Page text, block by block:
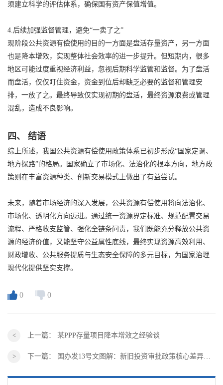
须建立科学的评估体系，确保国有资产保值增值。
4.后续加强监督管理，避免“一卖了之”
现阶段公共资源有偿使用的目的一方面是盘活存量资产，另一方面
也是降本增效，实现整体社会效率的进一步提升。但短期内，很多
地区可能过度重视经济利益，忽视后期科学监管和监督。为了盘活
而盘活，仅仅盯住资金，资金到位后却缺乏必要的监督和管理安
排，一放了之。最终导致仅实现初期的盘活，最终资源浪费或管理
混乱，造成不良影响。
四、 结语
综上所述，我国公共资源有偿使用政策体系已初步形成“国家定调、
地方探路”的格局。国家确立了市场化、法治化的根本方向，地方政
策则在丰富资源种类、创新交易模式上做出了有益尝试。
未来，随着市场经济的深入发展，公共资源有偿使用将向法治化、
市场化、透明化方向迈进。通过统一资源界定标准、规范配置交易
流程、严格收支监管、强化全链条问责，我们既能充分释放公共资
源的经济价值，又能坚守公益属性底线，最终实现资源高效利用、
财政增收、公共服务提质与生态安全保障的多元目标，为国家治理
现代化提供坚实支撑。
0 0
上一篇： 某PPP存量项目降本增效之经验谈
下一篇： 国办发13号文图解：新旧投资审批政策核心差异对比